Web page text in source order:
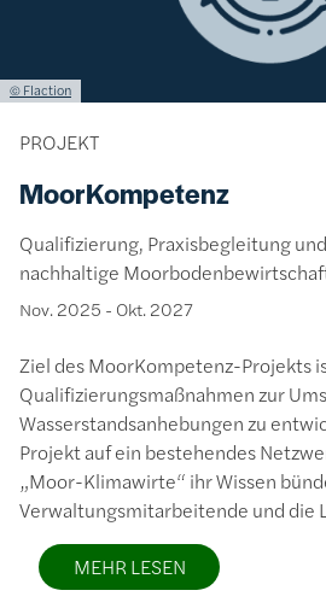
Lizenzinformationen einschließlich Urheberrecht
© Flaction
PROJEKT
MoorKompetenz
Qualifizierung, Praxisbegleitung
nachhaltige
Nov. 2025 - Okt. 2027
Ziel des MoorKompetenz-Projekts
Qualifizierungsmaßnahmen zur
Wasserstandsanhebungen zu
Projekt auf ein bestehendes
„Moor-Klimawirte“ ihr Wissen
Verwaltungsmitarbeitende und die
MEHR LESEN